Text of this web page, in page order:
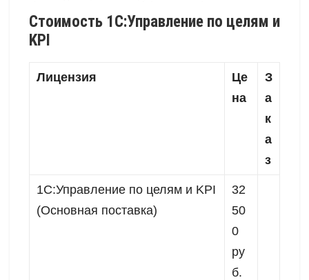
Стоимость 1С:Управление по целям и
KPI
Лицензия
Це
на
З
а
к
а
з
1С:Управление по целям и KPI
(Основная поставка)
32
50
0
ру
б.